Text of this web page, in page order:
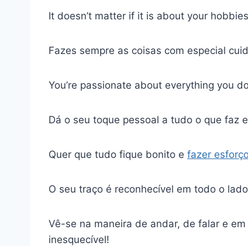
It doesn’t matter if it is about your
Fazes sempre as coisas com especial
You’re passionate about everything you
Dá o seu toque pessoal a tudo o que faz
Quer que tudo fique bonito e fazer
O seu traço é reconhecível em todo o
Vê-se na maneira de andar, de falar e
inesquecível!